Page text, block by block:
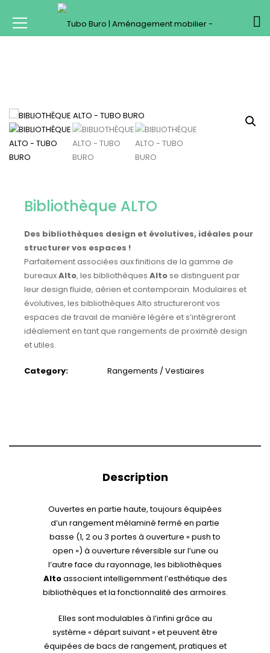
Bibliothèque ALTO
Des bibliothèques design et évolutives, idéales pour
structurer vos espaces !
Parfaitement associées aux finitions de la gamme de
bureauxAlto, les bibliothèquesAlto se distinguent par
leur design fluide, aérien et contemporain. Modulaires et
évolutives, les bibliothèques Alto structureront vos
espaces de travail de manière légère et s’intègreront
idéalement en tant que rangements de proximité design
et utiles.
Category: Rangements / Vestiaires
Description
Ouvertes en partie haute, toujours équipées
d’un rangement mélaminé fermé en partie
basse (1, 2 ou 3 portes à ouverture « push to
open ») à ouverture réversible sur l’une ou
l’autre face du rayonnage, les bibliothèques
Altoassocient intelligemment l’esthétique des
bibliothèques et la fonctionnalité des armoires.
Elles sont modulables à l’infini grâce au
système « départ suivant » et peuvent être
équipées de bacs de rangement, pratiques et